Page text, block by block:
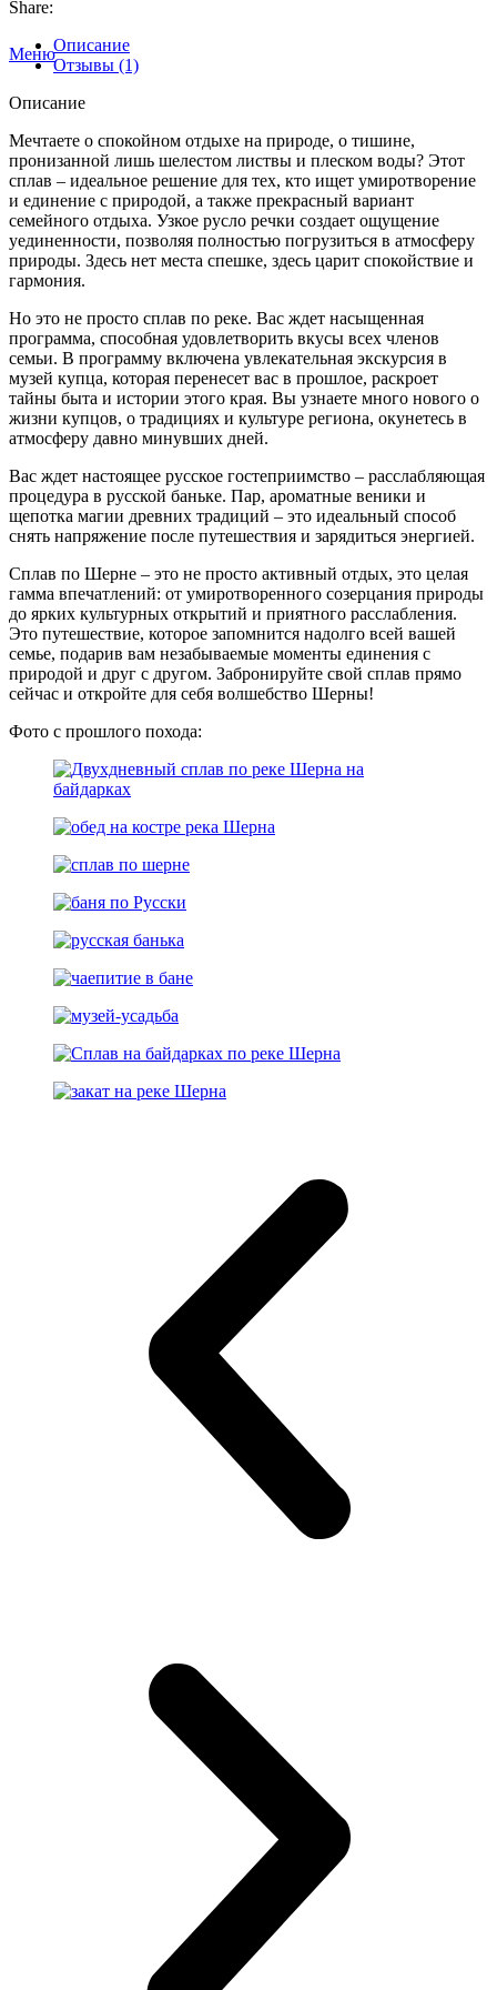
Меню
Share:
Описание
Отзывы (1)
Описание
Мечтаете о спокойном отдыхе на природе, о тишине,
пронизанной лишь шелестом листвы и плеском воды? Этот
сплав – идеальное решение для тех, кто ищет умиротворение
и единение с природой, а также прекрасный вариант
семейного отдыха. Узкое русло речки создает ощущение
уединенности, позволяя полностью погрузиться в атмосферу
природы. Здесь нет места спешке, здесь царит спокойствие и
гармония.
Но это не просто сплав по реке. Вас ждет насыщенная
программа, способная удовлетворить вкусы всех членов
семьи. В программу включена увлекательная экскурсия в
музей купца, которая перенесет вас в прошлое, раскроет
тайны быта и истории этого края. Вы узнаете много нового о
жизни купцов, о традициях и культуре региона, окунетесь в
атмосферу давно минувших дней.
Вас ждет настоящее русское гостеприимство – расслабляющая
процедура в русской баньке. Пар, ароматные веники и
щепотка магии древних традиций – это идеальный способ
снять напряжение после путешествия и зарядиться энергией.
Сплав по Шерне – это не просто активный отдых, это целая
гамма впечатлений: от умиротворенного созерцания природы
до ярких культурных открытий и приятного расслабления.
Это путешествие, которое запомнится надолго всей вашей
семье, подарив вам незабываемые моменты единения с
природой и друг с другом. Забронируйте свой сплав прямо
сейчас и откройте для себя волшебство Шерны!
Фото с прошлого похода: